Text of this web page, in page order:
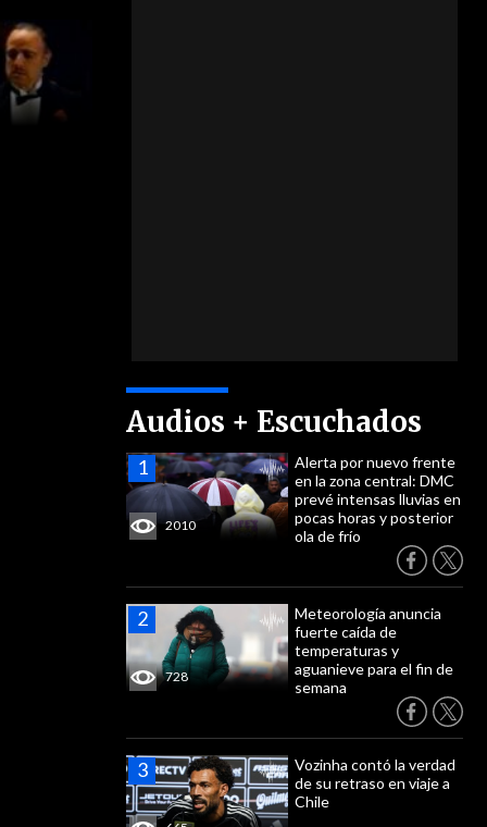
Audios + Escuchados
2010
Alerta por nuevo frente
en la zona central: DMC
prevé intensas lluvias en
pocas horas y posterior
ola de frío
728
Meteorología anuncia
fuerte caída de
temperaturas y
aguanieve para el fin de
semana
Vozinha contó la verdad
de su retraso en viaje a
Chile